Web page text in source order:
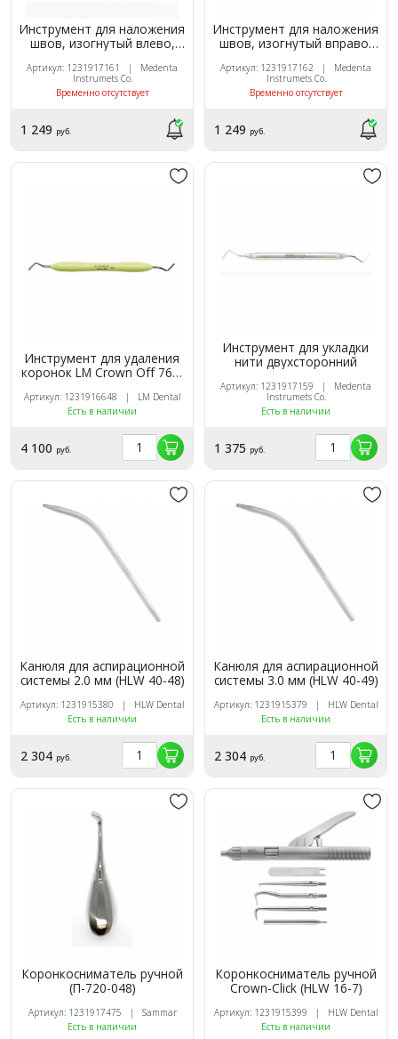
Инструмент для наложения
швов, изогнутый влево,
Артикул: 1231917161 | Medenta
Instrumets Co.
Временно отсутствует
1 249 руб.
Инструмент для наложения
швов, изогнутый вправо,
Артикул: 1231917162 | Medenta
Instrumets Co.
Временно отсутствует
1 249 руб.
Инструмент для удаления
коронок LM Crown Off 767-
Артикул: 1231916648 | LM Dental
Есть в наличии
4 100 руб.
Инструмент для укладки
нити двухсторонний
Артикул: 1231917159 | Medenta
Instrumets Co.
Есть в наличии
1 375 руб.
Канюля для аспирационной
системы 2.0 мм (HLW 40-48)
Артикул: 1231915380 | HLW Dental
Есть в наличии
2 304 руб.
Канюля для аспирационной
системы 3.0 мм (HLW 40-49)
Артикул: 1231915379 | HLW Dental
Есть в наличии
2 304 руб.
Коронкосниматель ручной
(П-720-048)
Артикул: 1231917475 | Sammar
Есть в наличии
Коронкосниматель ручной
Crown-Click (HLW 16-7)
Артикул: 1231915399 | HLW Dental
Есть в наличии